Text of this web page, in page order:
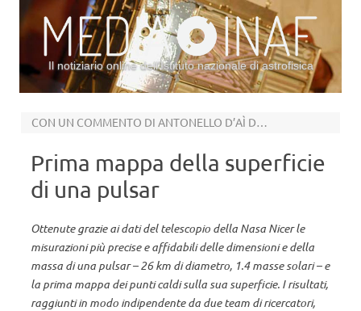
Il notiziario online dell’Istituto nazionale di astrofisica
CON UN COMMENTO DI ANTONELLO D’AÌ DELL’INAF IASF PALERMO
Prima mappa della superficie
di una pulsar
Ottenute grazie ai dati del telescopio della Nasa Nicer le
misurazioni più precise e affidabili delle dimensioni e della
massa di una pulsar – 26 km di diametro, 1.4 masse solari – e
la prima mappa dei punti caldi sulla sua superficie. I risultati,
raggiunti in modo indipendente da due team di ricercatori,